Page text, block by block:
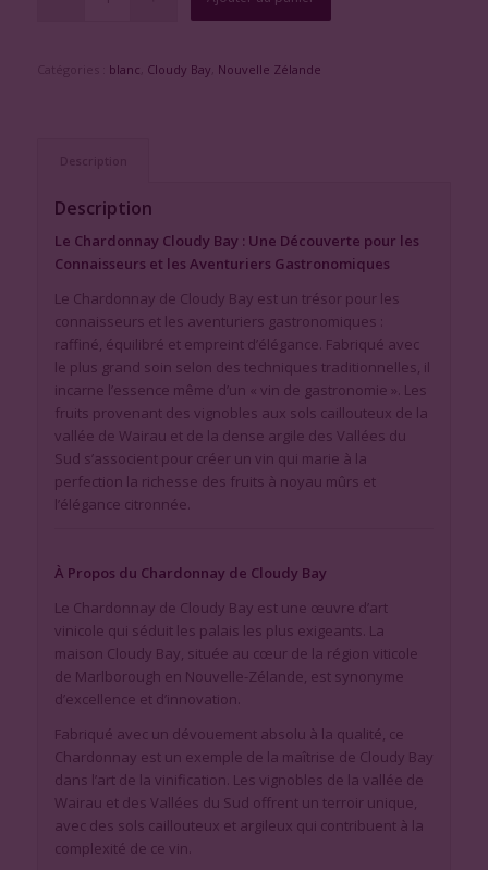
blanc Cloudy Bay Nouvelle Zélande
Description
Le Chardonnay Cloudy Bay : Une Découverte pour les
Connaisseurs et les Aventuriers Gastronomiques
Le Chardonnay de Cloudy Bay est un trésor pour les
connaisseurs et les aventuriers gastronomiques :
raffiné, équilibré et empreint d’élégance. Fabriqué avec
le plus grand soin selon des techniques traditionnelles, il
incarne l’essence même d’un « vin de gastronomie ». Les
fruits provenant des vignobles aux sols caillouteux de la
vallée de Wairau et de la dense argile des Vallées du
Sud s’associent pour créer un vin qui marie à la
perfection la richesse des fruits à noyau mûrs et
l’élégance citronnée.
À Propos du Chardonnay de Cloudy Bay
Le Chardonnay de Cloudy Bay est une œuvre d’art
vinicole qui séduit les palais les plus exigeants. La
maison Cloudy Bay, située au cœur de la région viticole
de Marlborough en Nouvelle-Zélande, est synonyme
d’excellence et d’innovation.
Fabriqué avec un dévouement absolu à la qualité, ce
Chardonnay est un exemple de la maîtrise de Cloudy Bay
dans l’art de la vinification. Les vignobles de la vallée de
Wairau et des Vallées du Sud offrent un terroir unique,
avec des sols caillouteux et argileux qui contribuent à la
complexité de ce vin.